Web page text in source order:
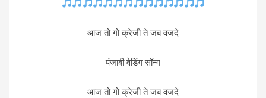
आज तो गो क्रेजी ते जब वजदे
पंजाबी वेडिंग सॉन्ग
आज तो गो क्रेजी ते जब वजदे